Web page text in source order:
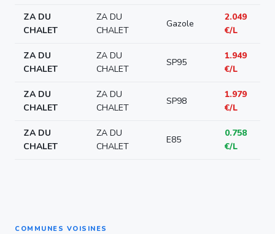
ZA DU
CHALET
ZA DU
CHALET
Gazole
2.049
€/L
ZA DU
CHALET
ZA DU
CHALET
SP95
1.949
€/L
ZA DU
CHALET
ZA DU
CHALET
SP98
1.979
€/L
ZA DU
CHALET
ZA DU
CHALET
E85
0.758
€/L
COMMUNES VOISINES